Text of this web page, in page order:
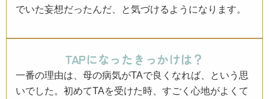
でいた妄想だったんだ、と気づけるようになります。
TAPになったきっかけは？
一番の理由は、母の病気がTAで良くなれば、という思
いでした。初めてTAを受けた時、すごく心地がよくて